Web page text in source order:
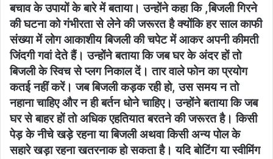
बचाव के उपायों के बारे में बताया। उन्होंने कहा कि ,बिजली गिरने
की घटना को गंभीरता से लेने की जरूरत है क्योंकि हर साल काफी
संख्या में लोग आकाशीय बिजली की चपेट में आकर अपनी कीमती
जिंदगी गवां देते हैं। उन्होंने बताया कि जब घर के अंदर हों तो
बिजली के स्विच से प्लग निकाल दें। तार वाले फोन का प्रयोग
कतई नहीं करें। जब बिजली कड़क रही हो, उस समय न तो
नहाना चाहिए और न ही बर्तन धोने चाहिए। उन्होंने बताया कि जब
घर से बाहर हों तो अधिक एहतियात बरतने की जरूरत है। किसी
पेड़ के नीचे खड़े रहना या बिजली अथवा किसी अन्य पोल के
सहारे खड़ा रहना खतरनाक हो सकता है। यदि बोटिंग या स्वीमिंग